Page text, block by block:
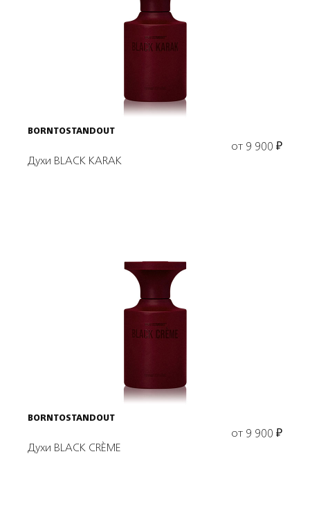
Выбрать объем
BORNTOSTANDOUT
от 9 900 ₽
Духи BLACK KARAK
Выбрать объем
BORNTOSTANDOUT
от 9 900 ₽
Духи BLACK CRÈME